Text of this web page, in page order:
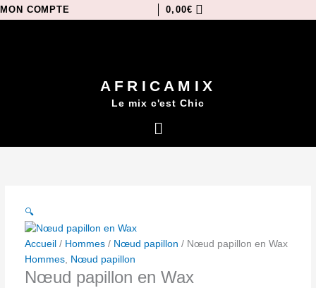
Aller
au
MON COMPTE 0,00€
AFRICAMIX
Le mix c'est Chic
Menu
🔍
Accueil / Hommes/ Nœud papillon / Nœud papillon en Wax
Hommes, Nœud papillon
Nœud papillon en Wax